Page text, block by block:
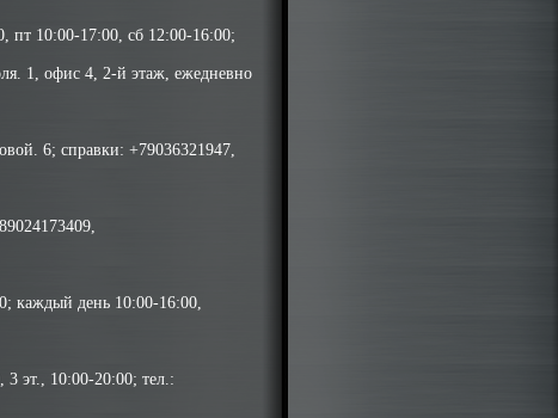
пт 10:00-17:00, сб 12:00-16:00;
1, офис 4, 2-й этаж, ежедневно
6; справки: +79036321947,
каждый день 10:00-16:00,
эт., 10:00-20:00; тел.: